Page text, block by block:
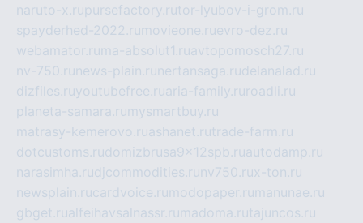
naruto-x.rupursefactory.rutor-lyubov-i-grom.ru
spayderhed-2022.ru movieone.ruevro-dez.ru
webamator.ru ma-absolut1.ruavtopomosch27.ru
nv-750.ru news-plain.ru nertansaga.rudelanalad.ru
dizfiles.ruyoutubefree.ruaria-family.ru roadli.ru
planeta-samara.ru mysmartbuy.ru
matrasy-kemerovo.ruashanet.rutrade-farm.ru
dotcustoms.rudomizbrusa9x12spb.ruautodamp.ru
narasimha.rudjcommodities.ru nv750.rux-ton.ru
newsplain.rucardvoice.ru modopaper.ru manunae.ru
gbget.rualfeihavsalnassr.ru madoma.rutajuncos.ru